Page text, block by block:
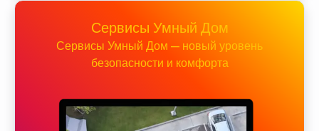
Сервисы Умный Дом
Сервисы Умный Дом — новый уровень
безопасности и комфорта